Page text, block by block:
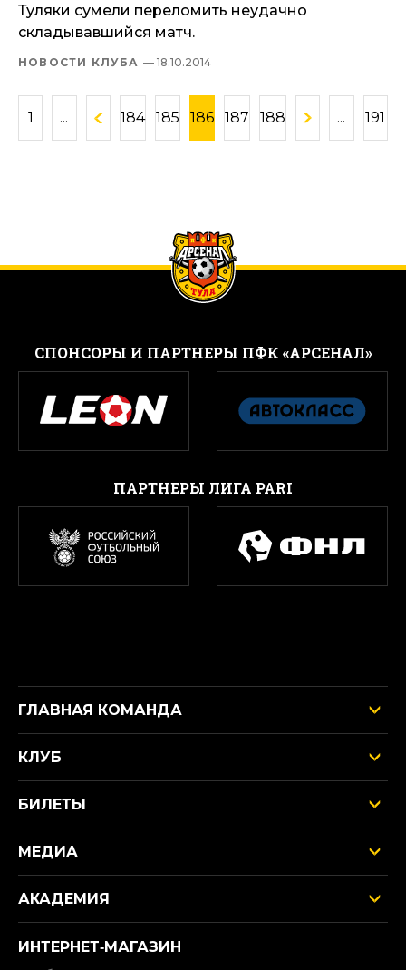
Туляки сумели переломить неудачно
складывавшийся матч.
НОВОСТИ КЛУБА — 18.10.2014
1 ... 184 185 186 187 188 ... 191
CПОНСОРЫ И ПАРТНЕРЫ ПФК «АРСЕНАЛ»
ПАРТНЕРЫ ЛИГА PARI
ГЛАВНАЯ КОМАНДА
КЛУБ
БИЛЕТЫ
МЕДИА
АКАДЕМИЯ
ИНТЕРНЕТ‑МАГАЗИН